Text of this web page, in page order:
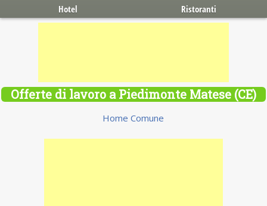
Hotel
Ristoranti
Offerte di lavoro a Piedimonte Matese (CE)
Home Comune